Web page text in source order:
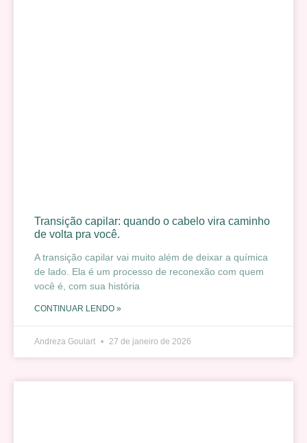
Transição capilar: quando o cabelo vira caminho
de volta pra você.
A transição capilar vai muito além de deixar a química
de lado. Ela é um processo de reconexão com quem
você é, com sua história
CONTINUAR LENDO »
Andreza Goulart 27 de janeiro de 2026